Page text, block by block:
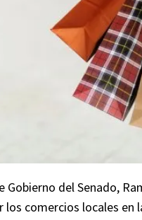
Gobierno del Senado,
los comercios locales en